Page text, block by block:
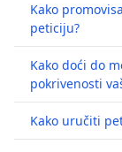
Kako
peticiju?
Kako doći do
pokrivenosti
Kako uručiti